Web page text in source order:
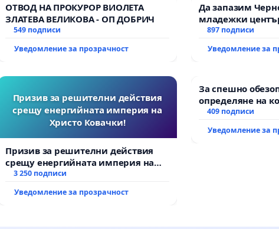
ОТВОД НА ПРОКУРОР ВИОЛЕТА
ЗЛАТЕВА ВЕЛИКОВА - ОП ДОБРИЧ
549 подписи
Уведомление за прозрачност
Да запазим
младежки
за младите на
897 подписи
Уведомление за
Призив за решителни действия
срещу енергийната империя на
Христо Ковачки!
Призив за решителни действия
срещу енергийната империя на
Христо Ковачки!
3 250 подписи
Уведомление за прозрачност
За спешно
определяне на
и извършване на
409 подписи
Уведомление за